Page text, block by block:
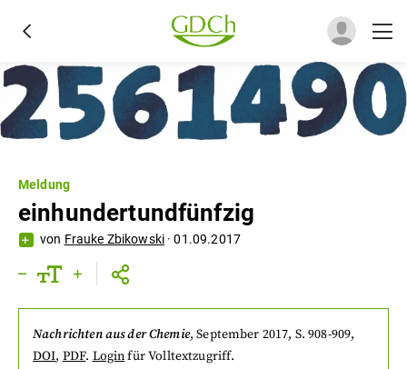
Meldung
einhundertundfünfzig
von Frauke Zbikowski ·01.09.2017
Nachrichten aus der Chemie,September 2017, S. 908-909,
DOI, PDF. Loginfür Volltextzugriff.